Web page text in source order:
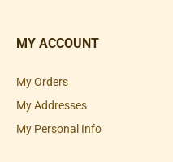
MY ACCOUNT
My Orders
My Addresses
My Personal Info